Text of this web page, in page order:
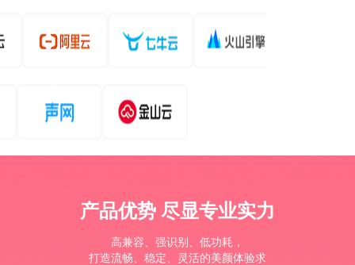
产品优势 尽显专业实力
高兼容、强识别、低功耗，
打造流畅、稳定、灵活的美颜体验求